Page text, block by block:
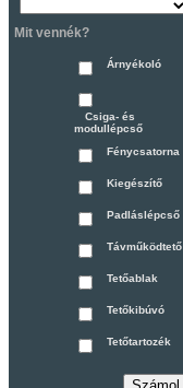
Mit vennék?
Árnyékoló
Csiga- és
modullépcső
Fénycsatorna
Kiegészítő
Padláslépcső
Távműködtető
Tetőablak
Tetőkibúvó
Tetőtartozék